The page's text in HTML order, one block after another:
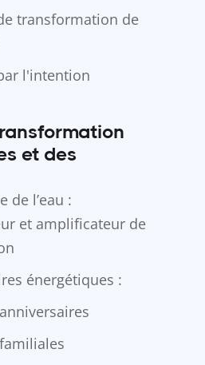
transformation de
l'intention
et des
de l’eau :
et amplificateur de
énergétiques :